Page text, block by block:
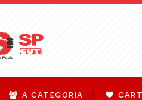
A CATEGORIA